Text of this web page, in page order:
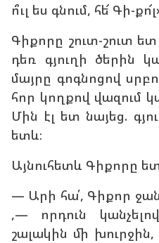
ո՞ւլ ես գնում, հե՜ Գի-
Գիքորը շուտ-շուտ ետ
դեռ գյուղի ծերին
մայրը գոգնոցով
հոր կողքով վազում
Մին էլ ետ նայեց.
ետև։
Այնուհետև Գիքորը ետ
— Արի հա՛, Գիքոր
,— որդուն
շալակին մի